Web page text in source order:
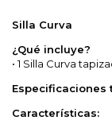
Silla Curva
¿Qué incluye?
• 1 Silla Curva
Especificaciones
Características: